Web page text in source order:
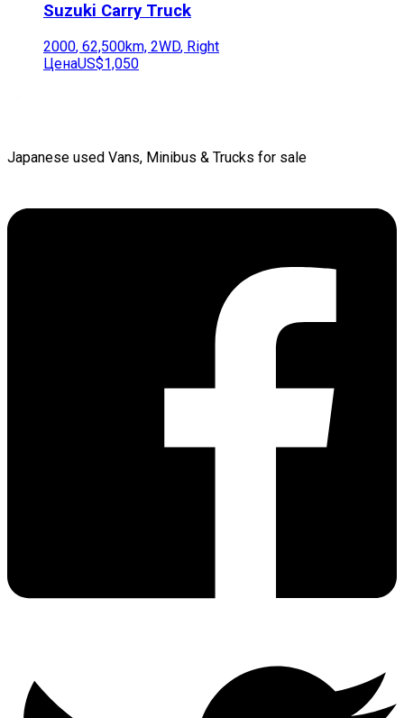
Suzuki Carry Truck
2000, 62,500km, 2WD, Right
ЦенаUS$1,050
Japanese used Vans, Minibus & Trucks for sale